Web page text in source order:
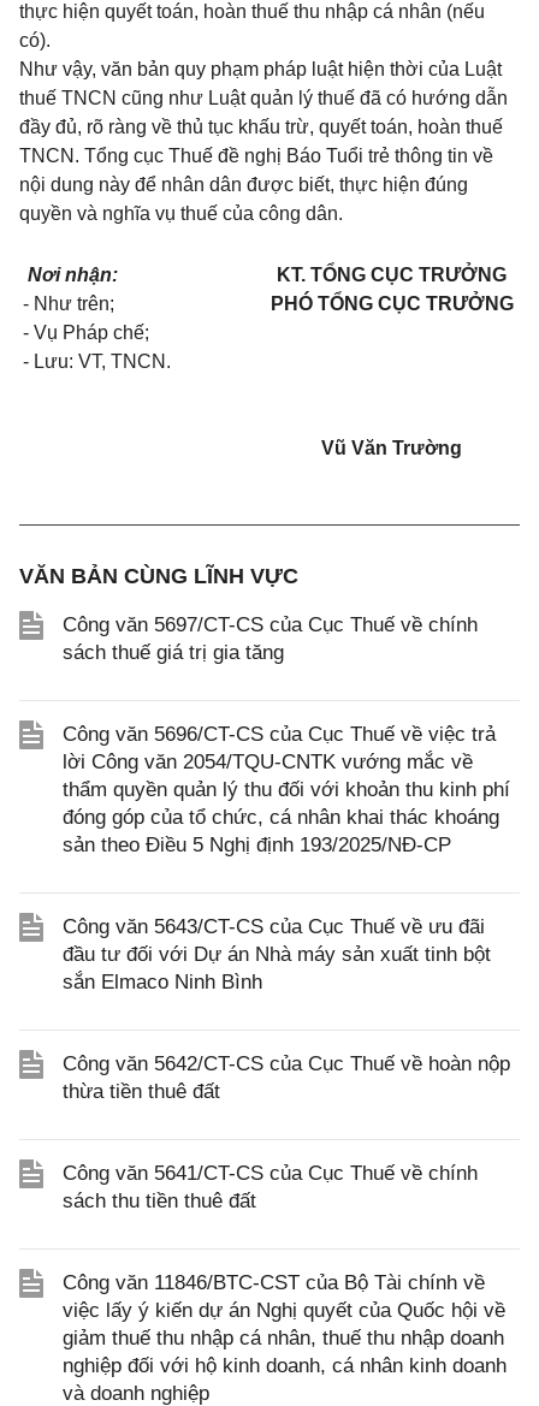
thực hiện quyết toán, hoàn thuế thu nhập cá nhân (nếu
có).
Như vậy, văn bản quy phạm pháp luật hiện thời của Luật
thuế TNCN cũng như Luật quản lý thuế đã có hướng dẫn
đầy đủ, rõ ràng về thủ tục khấu trừ, quyết toán, hoàn thuế
TNCN. Tổng cục Thuế đề nghị Báo Tuổi trẻ thông tin về
nội dung này để nhân dân được biết, thực hiện đúng
quyền và nghĩa vụ thuế của công dân.
Nơi nhận:
- Như trên;
- Vụ Pháp chế;
- Lưu: VT, TNCN.
KT. TỔNG CỤC TRƯỞNG
PHÓ TỔNG CỤC TRƯỞNG
Vũ Văn Trường
VĂN BẢN CÙNG LĨNH VỰC
Công văn 5697/CT-CS của Cục Thuế về chính
sách thuế giá trị gia tăng
Công văn 5696/CT-CS của Cục Thuế về việc trả
lời Công văn 2054/TQU-CNTK vướng mắc về
thẩm quyền quản lý thu đối với khoản thu kinh phí
đóng góp của tổ chức, cá nhân khai thác khoáng
sản theo Điều 5 Nghị định 193/2025/NĐ-CP
Công văn 5643/CT-CS của Cục Thuế về ưu đãi
đầu tư đối với Dự án Nhà máy sản xuất tinh bột
sắn Elmaco Ninh Bình
Công văn 5642/CT-CS của Cục Thuế về hoàn nộp
thừa tiền thuê đất
Công văn 5641/CT-CS của Cục Thuế về chính
sách thu tiền thuê đất
Công văn 11846/BTC-CST của Bộ Tài chính về
việc lấy ý kiến dự án Nghị quyết của Quốc hội về
giảm thuế thu nhập cá nhân, thuế thu nhập doanh
nghiệp đối với hộ kinh doanh, cá nhân kinh doanh
và doanh nghiệp